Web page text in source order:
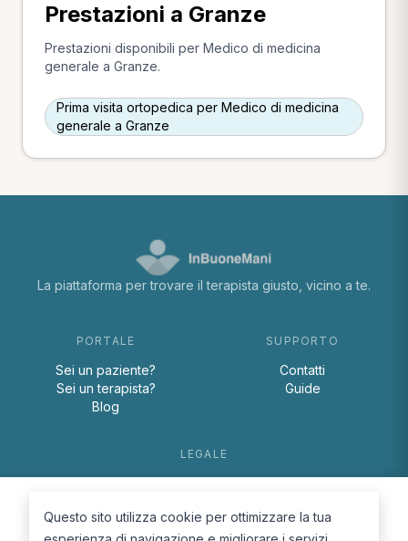
Prestazioni a Granze
Prestazioni disponibili per Medico di medicina
generale a Granze.
Prima visita ortopedica per Medico di medicina
generale a Granze
La piattaforma per trovare il terapista giusto, vicino a te.
PORTALE
Sei un paziente?
Sei un terapista?
Blog
SUPPORTO
Contatti
Guide
LEGALE
Cookie Policy
Questo sito utilizza cookie per ottimizzare la tua